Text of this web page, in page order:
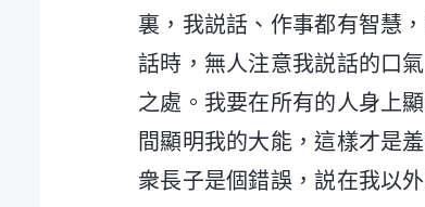
裏，我説話、作事都有智慧
話時，無人注意我説話的口
之處。我要在所有的人身上
間顯明我的大能，這樣才是
衆長子是個錯誤，説在我以